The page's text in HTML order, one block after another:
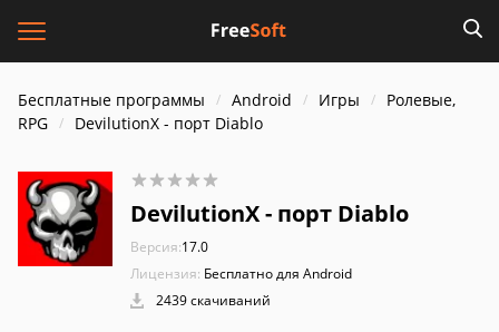
Бесплатные программы Android Игры
Ролевые,
RPG
DevilutionX - порт Diablo
DevilutionX - порт Diablo
Версия:17.0
Лицензия: Бесплатно для Android
2439 скачиваний